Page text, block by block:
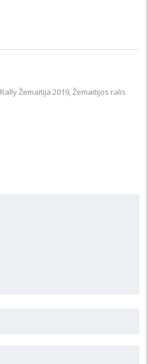
Rally Žemaitija 2019,Žemaitijos ralis